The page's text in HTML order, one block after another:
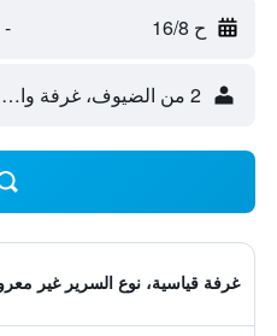
ح 16/8 -
2 من الضيوف، غرفة واحدة
غرفة قياسية، نوع السرير غير